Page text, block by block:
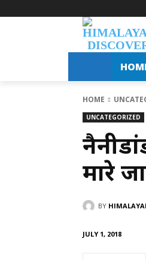
HOME
UNCATEGORIZED
मारे
BY
JULY 1, 2018